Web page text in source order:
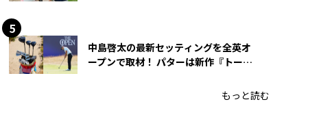
中島啓太の最新セッティングを全英オ
ープンで取材！ パターは新作『トーチ
もっと読む